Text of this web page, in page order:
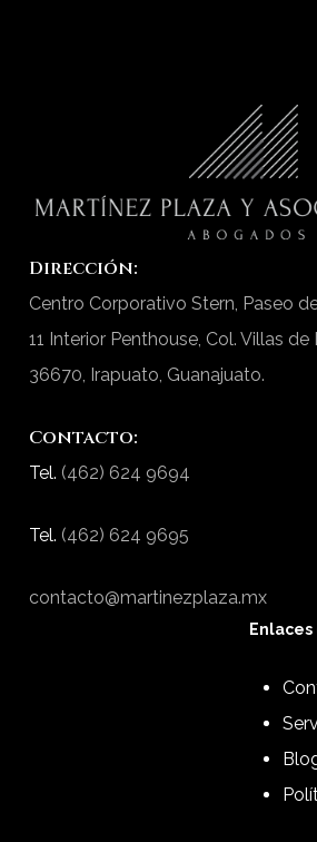
Dirección:
Centro Corporativo Stern, Paseo
11 Interior Penthouse, Col. Villas de
36670, Irapuato, Guanajuato.
Contacto:
Tel. (462) 624 9694
Tel. (462) 624 9695
contacto@martinezplaza.mx